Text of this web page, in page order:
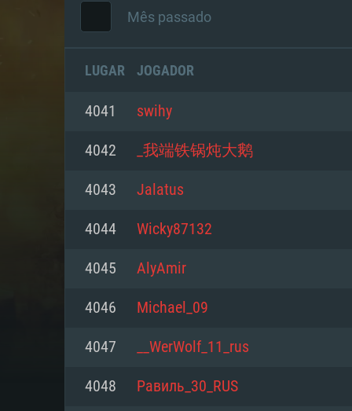
Mês passado
LUGAR JOGADOR
4041 swihy
4042 _我端铁锅炖大鹅
4043 Jalatus
4044 Wicky87132
4045 AlyAmir
4046 Michael_09
4047 __WerWolf_11_rus
4048 Равиль_30_RUS